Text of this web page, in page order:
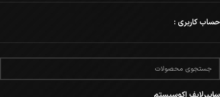
حساب کاربری :